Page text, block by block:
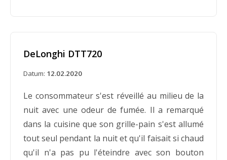
DeLonghi DTT720
Datum: 12.02.2020
Le consommateur s'est réveillé au milieu de la
nuit avec une odeur de fumée. Il a remarqué
dans la cuisine que son grille-pain s'est allumé
tout seul pendant la nuit et qu'il faisait si chaud
qu'il n'a pas pu l'éteindre avec son bouton